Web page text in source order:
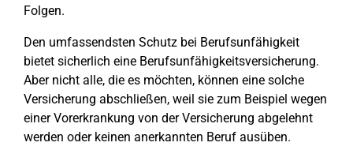
Folgen.
Den umfassendsten Schutz bei Berufsunfähigkeit
bietet sicherlich eine Berufsunfähigkeitsversicherung.
Aber nicht alle, die es möchten, können eine solche
Versicherung abschließen, weil sie zum Beispiel wegen
einer Vorerkrankung von der Versicherung abgelehnt
werden oder keinen anerkannten Beruf ausüben.